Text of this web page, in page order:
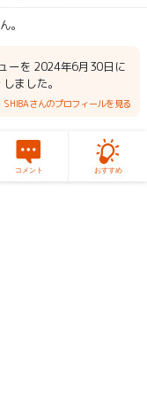
。
ーを 2024年6月30日に
ました。
SHIBAさんのプロフィールを見る
コメント おすすめ